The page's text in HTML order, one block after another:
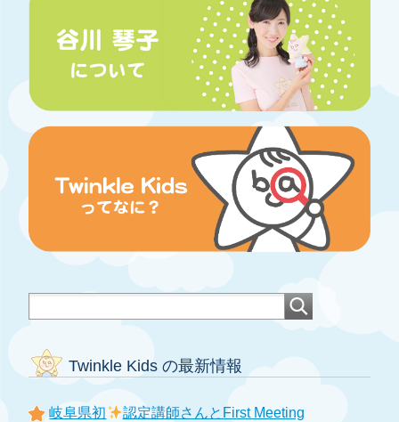
Twinkle Kids の最新情報
岐阜県初 認定講師さんとFirst Meeting